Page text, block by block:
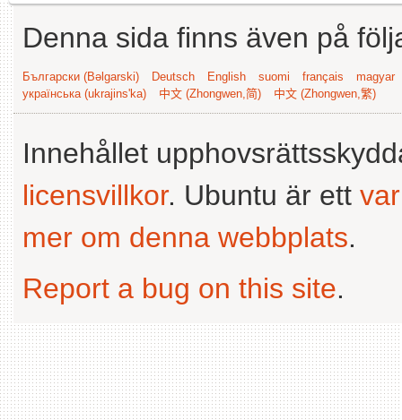
Denna sida finns även på
Български (Bəlgarski) Deutsch English suomi français
magyar
українська (ukrajins'ka)
中文 (Zhongwen,简) 中文 (Zhongwen,繁)
Innehållet
licensvillkor. Ubuntu är ett
mer om denna webbplats.
Report a bug on this site.